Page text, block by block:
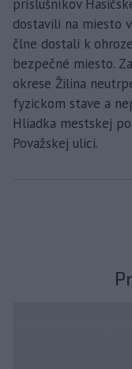
príslušníkov
dostavili na miesto
člne dostali k
bezpečné miesto.
okrese Žilina
fyzickom stave a
Hliadka mestskej
Považskej ulici.